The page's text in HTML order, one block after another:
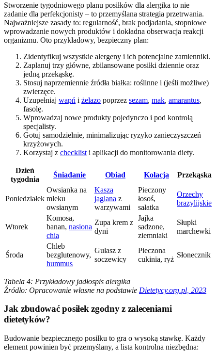
Stworzenie tygodniowego planu posiłków dla alergika to nie
zadanie dla perfekcjonisty – to przemyślana strategia przetrwania.
Najważniejsze zasady to: regularność, brak podjadania, stopniowe
wprowadzanie nowych produktów i dokładna obserwacja reakcji
organizmu. Oto przykładowy, bezpieczny plan:
Zidentyfikuj wszystkie alergeny i ich potencjalne zamienniki.
Zaplanuj trzy główne, zbilansowane posiłki dziennie oraz
jedną przekąskę.
Stosuj naprzemiennie źródła białka: roślinne i (jeśli możliwe)
zwierzęce.
Uzupełniaj wapń i żelazo poprzez sezam, mak, amarantus,
fasolę.
Wprowadzaj nowe produkty pojedynczo i pod kontrolą
specjalisty.
Gotuj samodzielnie, minimalizując ryzyko zanieczyszczeń
krzyżowych.
Korzystaj z checklist i aplikacji do monitorowania diety.
Dzień
tygodnia
Śniadanie Obiad Kolacja Przekąska
Poniedziałek
Owsianka na
mleku
owsianym
Kasza
jaglana z
warzywami
Pieczony
łosoś,
sałatka
Orzechy
brazylijskie
Wtorek
Komosa,
banan, nasiona
chia
Zupa krem z
dyni
Jajka
sadzone,
ziemniaki
Słupki
marchewki
Środa
Chleb
bezglutenowy,
hummus
Gulasz z
soczewicy
Pieczona
cukinia, ryż
Słonecznik
Tabela 4: Przykładowy jadłospis alergika
Źródło: Opracowanie własne na podstawie Dietetycy.org.pl, 2023
Jak zbudować posiłek zgodny z zaleceniami
dietetyków?
Budowanie bezpiecznego posiłku to gra o wysoką stawkę. Każdy
element powinien być przemyślany, a lista kontrolna niezbędna: